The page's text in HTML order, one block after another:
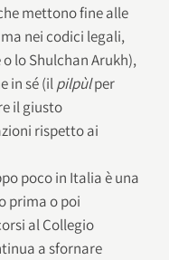
mettono fine alle
nei codici legali,
lo Shulchan Arukh),
in sé (ilpilpùlper
il giusto
rispetto ai
poco in Italia è una
prima o poi
al Collegio
a sfornare